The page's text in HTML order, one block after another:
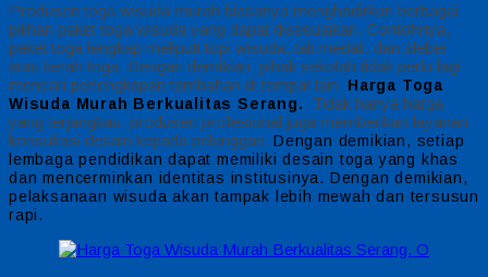
Produsen toga wisuda murah biasanya menghadirkan berbagai
pilihan paket toga wisuda yang dapat disesuaikan. Contohnya,
paket toga lengkap meliputi topi wisuda, tali medali, dan sleber
atau kerah toga. Dengan demikian, pihak sekolah tidak perlu lagi
mencari perlengkapan tambahan di tempat lain. Harga Toga
Wisuda Murah Berkualitas Serang.
Tidak hanya harga
yang terjangkau, produsen profesional juga memberikan layanan
konsultasi desain kepada pelanggan. Dengan demikian, setiap
lembaga pendidikan dapat memiliki desain toga yang khas
dan mencerminkan identitas institusinya. Dengan demikian,
pelaksanaan wisuda akan tampak lebih mewah dan tersusun
rapi.